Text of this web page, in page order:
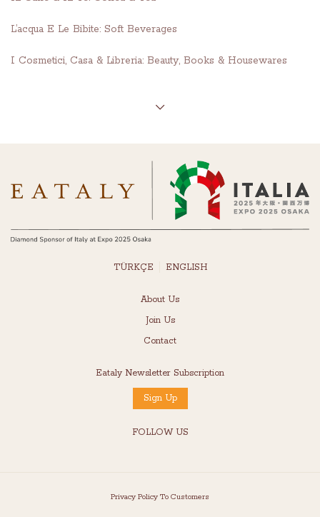
L’acqua E Le Bibite: Soft Beverages
I Cosmetici, Casa & Libreria: Beauty, Books & Housewares
TÜRKÇE ENGLISH
About Us
Join Us
Contact
Eataly Newsletter Subscription
Sign Up
FOLLOW US
Privacy Policy To Customers